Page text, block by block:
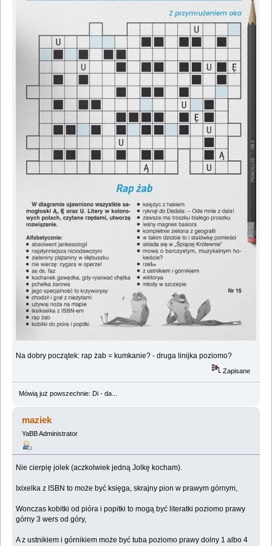
Na dobry początek: rap żab = kumkanie? - druga linijka poziomo?
Zapisane
Mówią już powszechnie: Di - da...
maziek
YaBB Administrator
Nie cierpię jolek (aczkolwiek jedną Jolkę kocham).
Ixixelka z ISBN to może być księga, skrajny pion w prawym górnym,
Wonczas kobitki od pióra i popitki to mogą być literatki poziomo prawy
górny 3 wers od góry,
A z ustnikiem i górnikiem może być tuba poziomo prawy dolny 1 albo 4